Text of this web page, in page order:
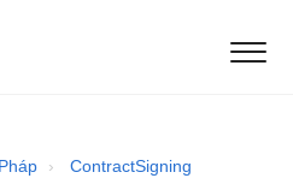
ContractSigning